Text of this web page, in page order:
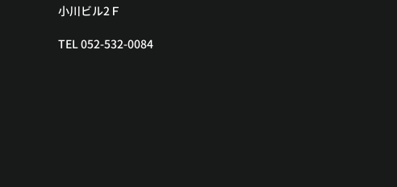
小川ビル2Ｆ
TEL 052-532-0084